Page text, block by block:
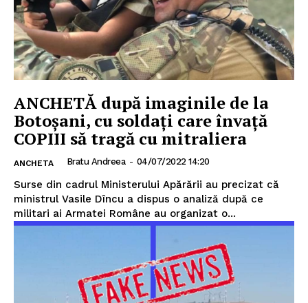
ANCHETĂ după imaginile de la
Botoșani, cu soldați care învață
COPIII să tragă cu mitraliera
ANCHETA Bratu Andreea - 04/07/2022 14:20
Surse din cadrul Ministerului Apărării au precizat că
ministrul Vasile Dîncu a dispus o analiză după ce
militari ai Armatei Române au organizat o...